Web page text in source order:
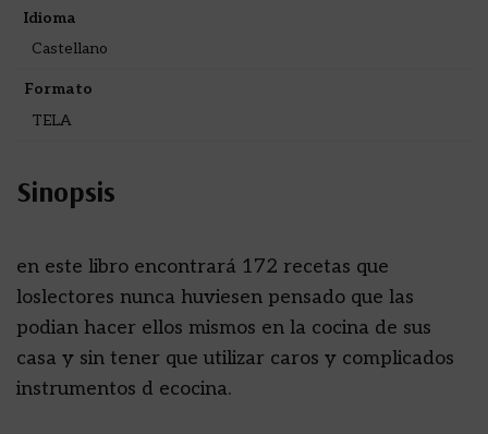
Idioma
Castellano
Formato
TELA
Sinopsis
en este libro encontrará 172 recetas que
loslectores nunca huviesen pensado que las
podian hacer ellos mismos en la cocina de sus
casa y sin tener que utilizar caros y complicados
instrumentos d ecocina.